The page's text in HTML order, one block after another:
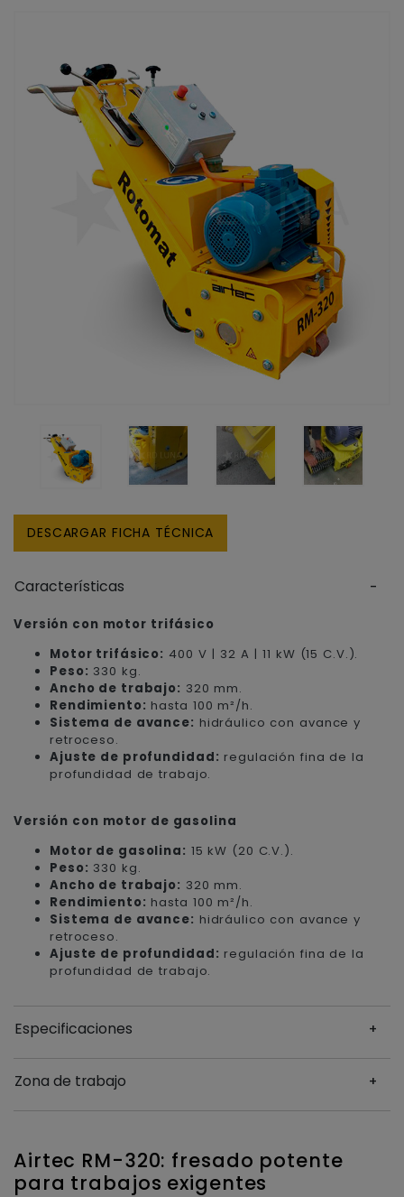
DESCARGAR FICHA TÉCNICA
Características
Versión con motor trifásico
Motor trifásico: 400 V | 32 A | 11 kW (15 C.V.).
Peso: 330 kg.
Ancho de trabajo: 320 mm.
Rendimiento: hasta 100 m²/h.
Sistema de avance: hidráulico con avance y
retroceso.
Ajuste de profundidad: regulación fina de la
profundidad de trabajo.
Versión con motor de gasolina
Motor de gasolina: 15 kW (20 C.V.).
Peso: 330 kg.
Ancho de trabajo: 320 mm.
Rendimiento: hasta 100 m²/h.
Sistema de avance: hidráulico con avance y
retroceso.
Ajuste de profundidad: regulación fina de la
profundidad de trabajo.
Especificaciones
Zona de trabajo
Airtec RM-320: fresado potente
para trabajos exigentes